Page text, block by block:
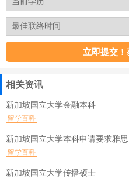
相关资讯
新加坡国立大学金融本科
留学百科
新加坡国立大学本科申请要求雅思
留学百科
新加坡国立大学传播硕士